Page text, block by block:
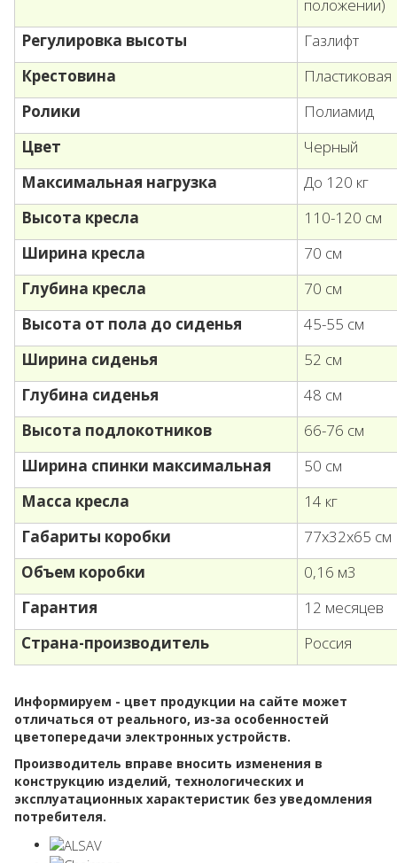
положении)
Регулировка высоты
Газлифт
Крестовина
Пластиковая
Ролики
Полиамид
Цвет
Черный
Максимальная нагрузка
До 120 кг
Высота кресла
110-120 см
Ширина кресла
70 см
Глубина кресла
70 см
Высота от пола до сиденья
45-55 см
Ширина сиденья
52 см
Глубина сиденья
48 см
Высота подлокотников
66-76 см
Ширина спинки максимальная
50 см
Масса кресла
14 кг
Габариты коробки
77х32х65 см
Объем коробки
0,16 м3
Гарантия
12 месяцев
Страна-производитель
Россия
Информируем - цвет продукции на сайте может
отличаться от реального, из-за особенностей
цветопередачи электронных устройств.
Производитель вправе вносить изменения в
конструкцию изделий, технологических и
эксплуатационных характеристик без уведомления
потребителя.